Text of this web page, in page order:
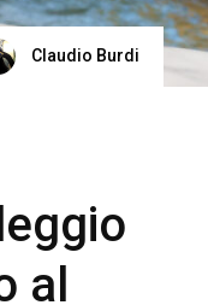
Claudio Burdi
al